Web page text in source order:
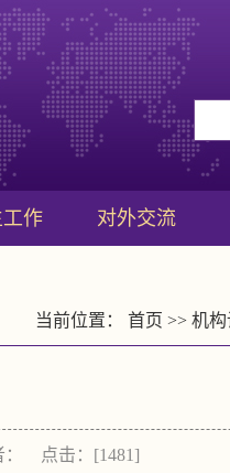
作 对外交流
当前位置： 首页 >> 机构
： 点击：[1481]